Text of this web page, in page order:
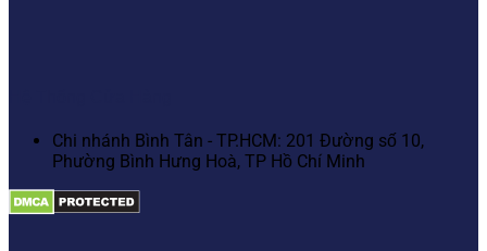
Chi nhánh Bình Tân - TP.HCM: 201 Đường số 10,
Phường Bình Hưng Hoà, TP Hồ Chí Minh